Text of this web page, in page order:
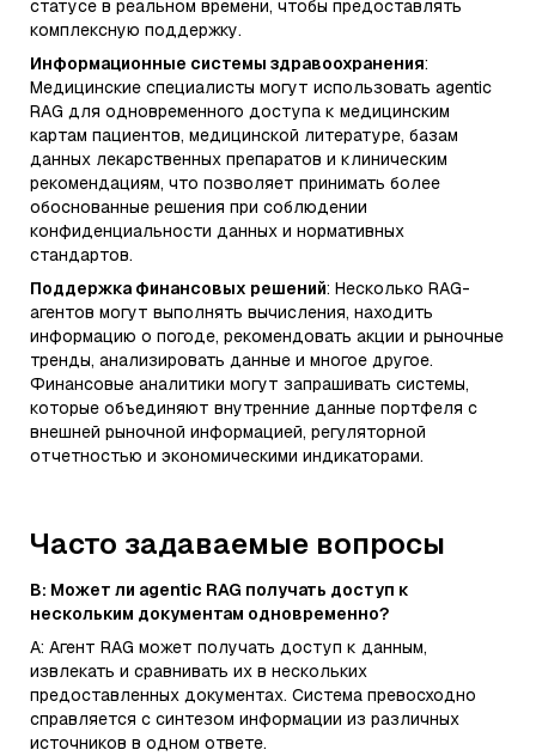
статусе в реальном времени, чтобы предоставлять
комплексную поддержку.
Информационные системы здравоохранения:
Медицинские специалисты могут использовать agentic
RAG для одновременного доступа к медицинским
картам пациентов, медицинской литературе, базам
данных лекарственных препаратов и клиническим
рекомендациям, что позволяет принимать более
обоснованные решения при соблюдении
конфиденциальности данных и нормативных
стандартов.
Поддержка финансовых решений: Несколько RAG-
агентов могут выполнять вычисления, находить
информацию о погоде, рекомендовать акции и рыночные
тренды, анализировать данные и многое другое.
Финансовые аналитики могут запрашивать системы,
которые объединяют внутренние данные портфеля с
внешней рыночной информацией, регуляторной
отчетностью и экономическими индикаторами.
Часто задаваемые вопросы
В: Может ли agentic RAG получать доступ к
нескольким документам одновременно?
A: Агент RAG может получать доступ к данным,
извлекать и сравнивать их в нескольких
предоставленных документах. Система превосходно
справляется с синтезом информации из различных
источников в одном ответе.